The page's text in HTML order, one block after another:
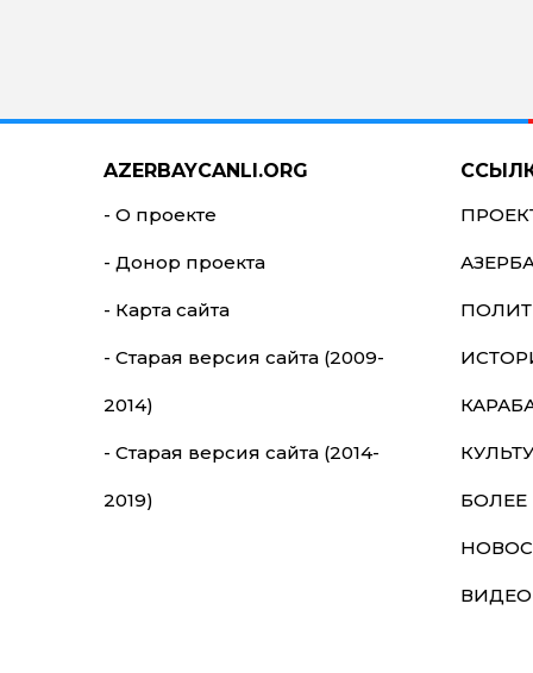
AZERBAYCANLI.ORG
- О проекте
- Донор проекта
- Карта сайта
- Старая версия сайта (2009-
2014)
- Старая версия сайта (2014-
2019) БОЛЕЕ
ВИДЕО